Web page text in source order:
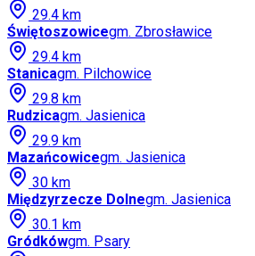
29.4 km
Świętoszowicegm. Zbrosławice
29.4 km
Stanicagm. Pilchowice
29.8 km
Rudzicagm. Jasienica
29.9 km
Mazańcowicegm. Jasienica
30 km
Międzyrzecze Dolnegm. Jasienica
30.1 km
Gródkówgm. Psary